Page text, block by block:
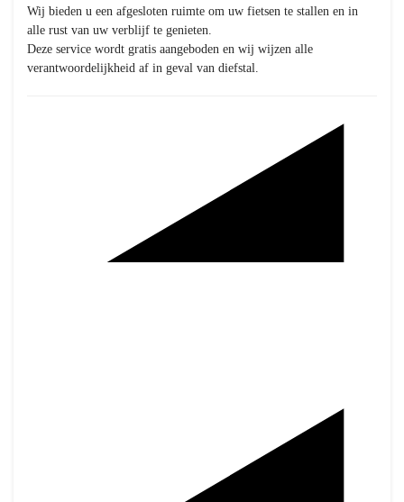
Wij bieden u een afgesloten ruimte om uw fietsen te stallen en in
alle rust van uw verblijf te genieten.
Deze service wordt gratis aangeboden en wij wijzen alle
verantwoordelijkheid af in geval van diefstal.